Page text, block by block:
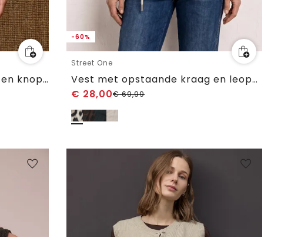
Denim vest met ronde hals en knopen
-60%
Street One
Vest met opstaande kraag en leopatroon
€ 28,00€69,99